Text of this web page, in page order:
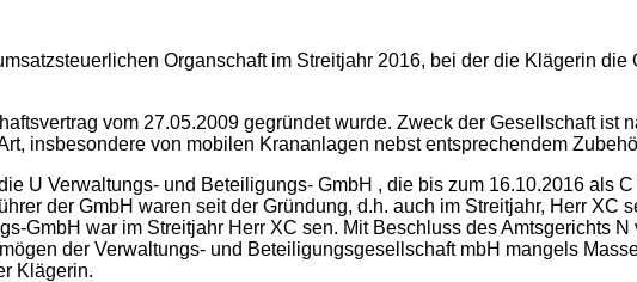
Organschaft im Streitjahr 2016, bei der die Klägerin
vom 27.05.2009 gegründet wurde. Zweck der Gesellschaft ist
insbesondere von mobilen Krananlagen nebst entsprechendem
U Verwaltungs- und Beteiligungs- GmbH , die bis zum 16.10.2016 als
der GmbH waren seit der Gründung, d.h. auch im Streitjahr, Herr XC
GmbH war im Streitjahr Herr XC sen. Mit Beschluss des Amtsgerichts
der Verwaltungs- und Beteiligungsgesellschaft mbH mangels
Klägerin.